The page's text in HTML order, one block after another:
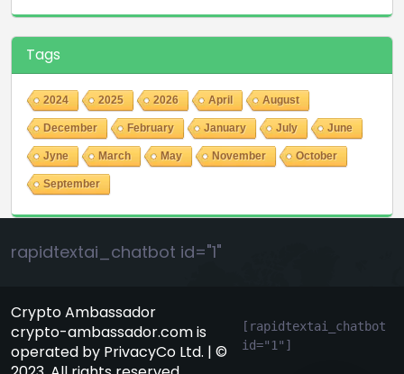
Tags
2024 2025 2026 April August
December February January July June
Jyne March May November October
September
rapidtextai_chatbot id="1"
Crypto Ambassador
crypto-ambassador.com is
operated by PrivacyCo Ltd. | ©
[rapidtextai_chatbot
id="1"]
GeekyBot